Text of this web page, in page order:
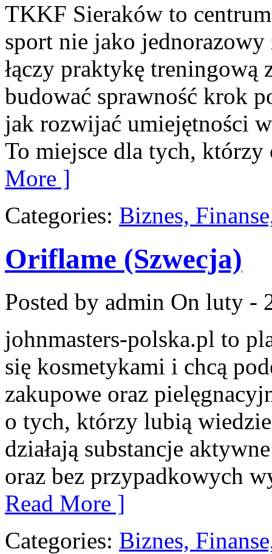
TKKF Sieraków to
sport nie jako
łączy praktykę treningową
budować sprawność krok
jak rozwijać umiejętności
To miejsce dla tych, którzy
More ]
Categories: Biznes,
Oriflame (Szwecja)
Posted by admin On luty -
johnmasters-polska.pl to
się kosmetykami i chcą
zakupowe oraz
o tych, którzy lubią
działają substancje
oraz bez przypadkowych
Read More ]
Categories: Biznes,